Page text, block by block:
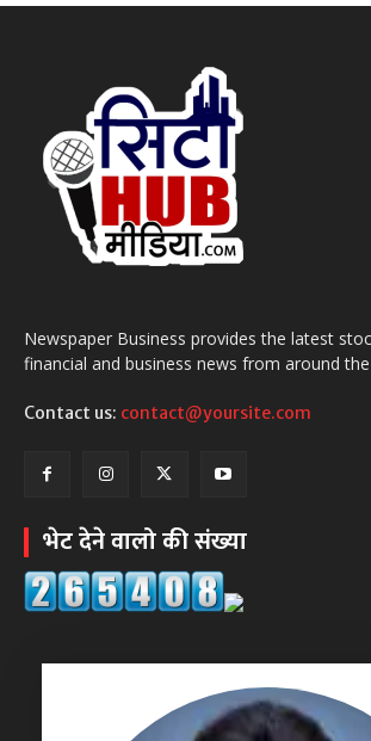
Newspaper Business provides the latest
financial and business news from around
Contact us: contact@yoursite.com
भेट देने वालो की संख्या